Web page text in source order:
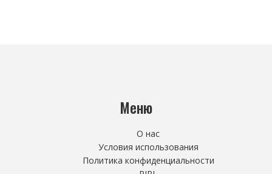
Меню
О нас
Условия использования
Политика конфиденциальности